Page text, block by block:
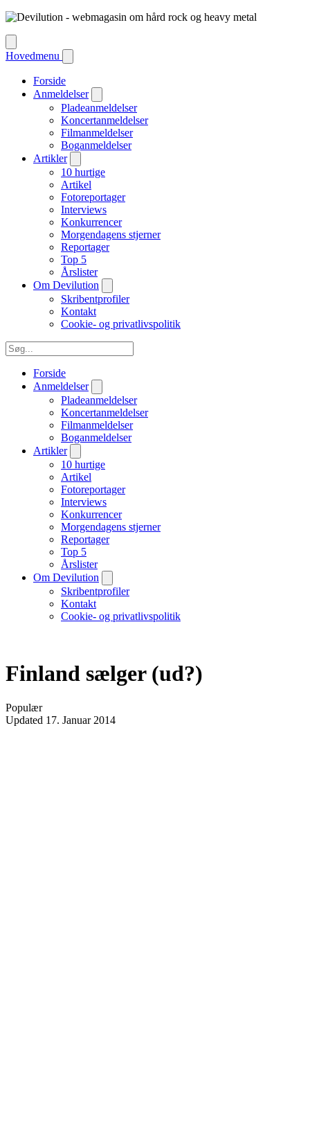
Hovedmenu
Forside
Anmeldelser
Pladeanmeldelser
Koncertanmeldelser
Filmanmeldelser
Boganmeldelser
Artikler
10 hurtige
Artikel
Fotoreportager
Interviews
Konkurrencer
Morgendagens stjerner
Reportager
Top 5
Årslister
Om Devilution
Skribentprofiler
Kontakt
Cookie- og privatlivspolitik
Forside
Anmeldelser
Pladeanmeldelser
Koncertanmeldelser
Filmanmeldelser
Boganmeldelser
Artikler
10 hurtige
Artikel
Fotoreportager
Interviews
Konkurrencer
Morgendagens stjerner
Reportager
Top 5
Årslister
Om Devilution
Skribentprofiler
Kontakt
Cookie- og privatlivspolitik
Finland sælger (ud?)
Populær
Updated 17. Januar 2014